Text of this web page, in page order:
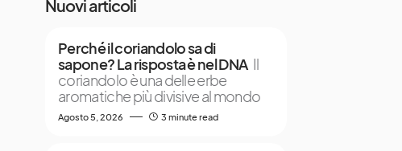
Nuovi articoli
Perché il coriandolo sa di
sapone? La risposta è nel DNA Il
coriandolo è una delle erbe
aromatiche più divisive al mondo
Agosto 5, 2026 3 minute read